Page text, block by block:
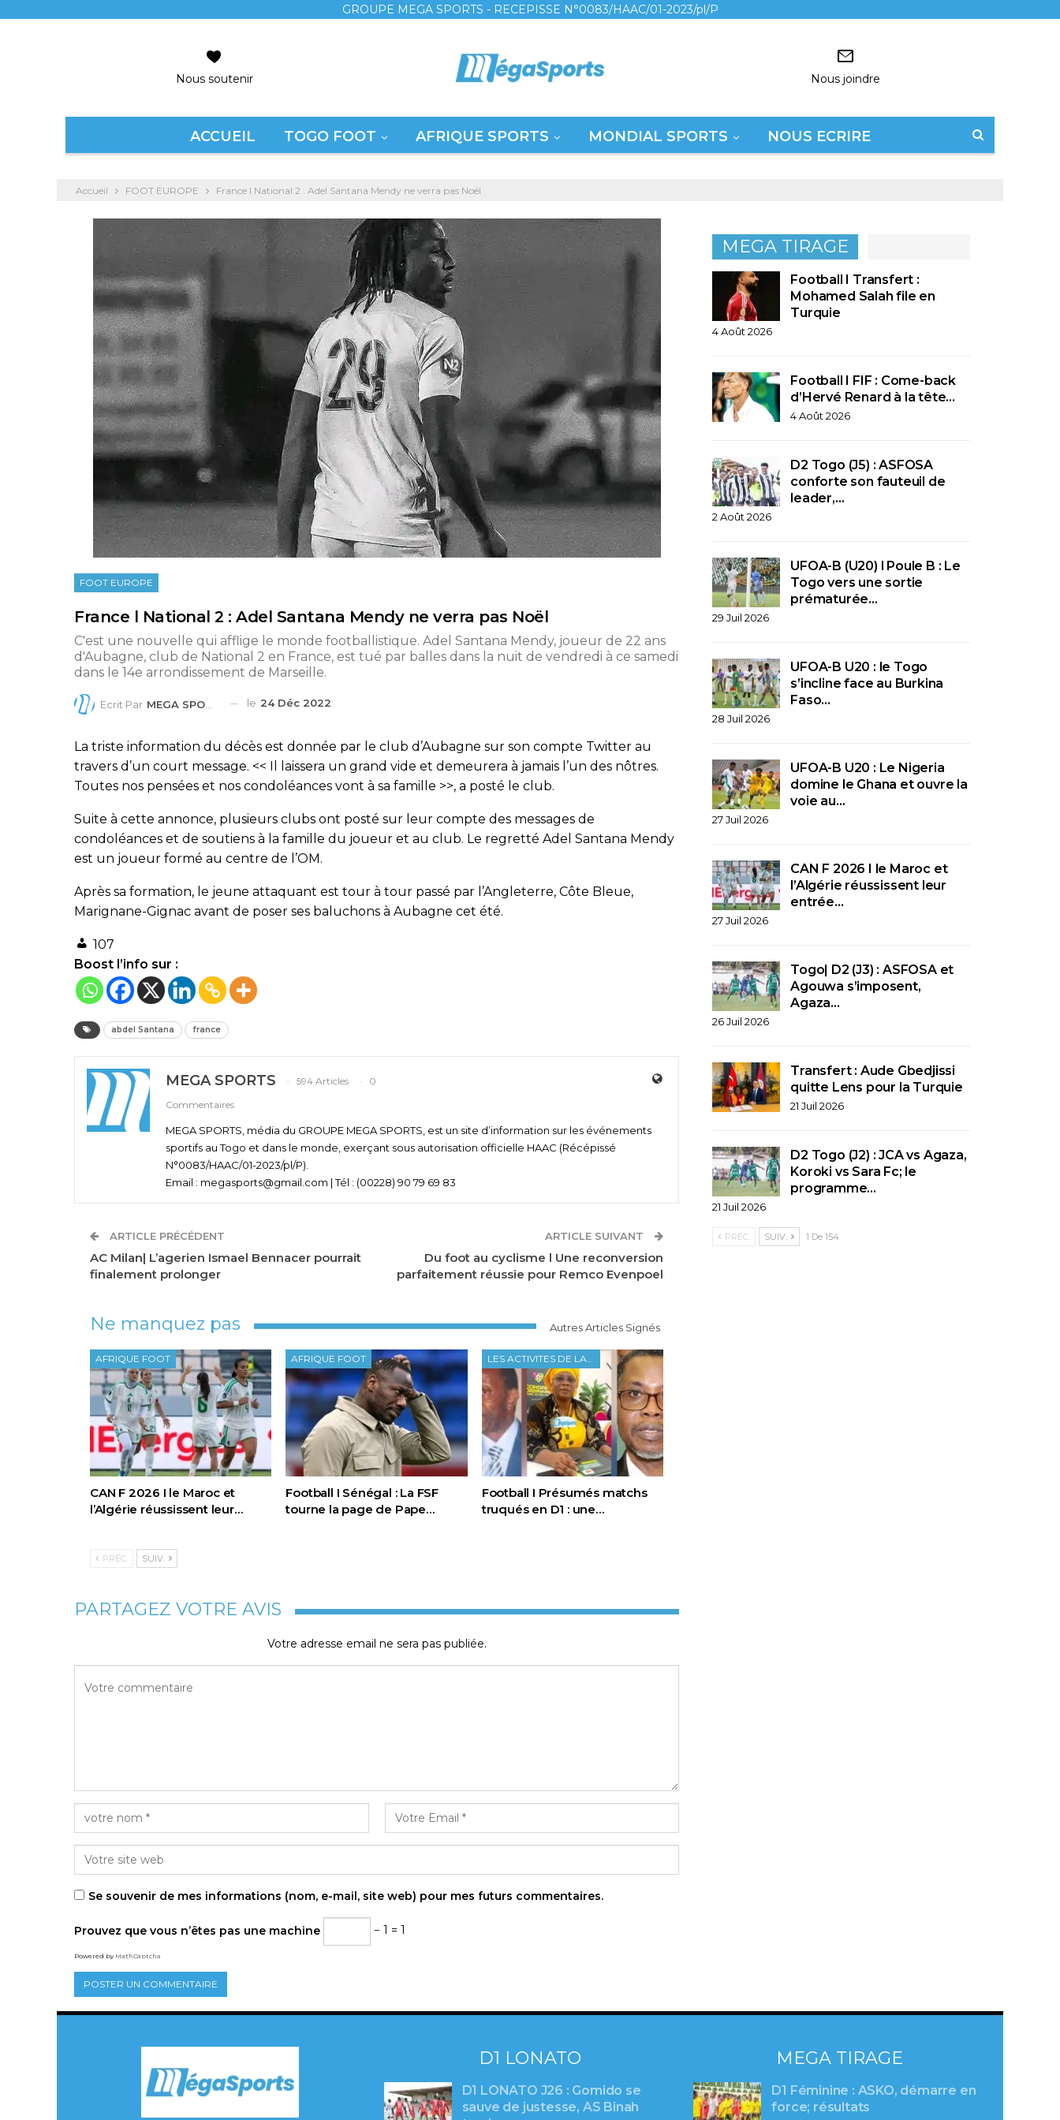
GROUPE MEGA SPORTS - RECEPISSE N°0083/HAAC/01-2023/pl/P
Nous soutenir Nous joindre
ACCUEIL TOGO FOOT AFRIQUE SPORTS MONDIAL SPORTS NOUS ECRIRE
Accueil FOOT EUROPE France l National 2 : Adel Santana Mendy ne verra pas Noël
FOOT EUROPE
France l National 2 : Adel Santana Mendy ne verra pas Noël
C'est une nouvelle qui afflige le monde footballistique. Adel Santana Mendy, joueur de 22 ans
d'Aubagne, club de National 2 en France, est tué par balles dans la nuit de vendredi à ce samedi
dans le 14e arrondissement de Marseille.
Ecrit Par MEGA SPORTS le 24 Déc 2022
La triste information du décès est donnée par le club d’Aubagne sur son compte Twitter au
travers d’un court message. << Il laissera un grand vide et demeurera à jamais l’un des nôtres.
Toutes nos pensées et nos condoléances vont à sa famille >>, a posté le club.
Suite à cette annonce, plusieurs clubs ont posté sur leur compte des messages de
condoléances et de soutiens à la famille du joueur et au club. Le regretté Adel Santana Mendy
est un joueur formé au centre de l’OM.
Après sa formation, le jeune attaquant est tour à tour passé par l’Angleterre, Côte Bleue,
Marignane-Gignac avant de poser ses baluchons à Aubagne cet été.
107
Boost l’info sur :
abdel Santana france
MEGA SPORTS 594 Articles
0
Commentaires
MEGA SPORTS, média du GROUPE MEGA SPORTS, est un site d’information sur les événements
sportifs au Togo et dans le monde, exerçant sous autorisation officielle HAAC (Récépissé
N°0083/HAAC/01-2023/pl/P).
Email : megasports@gmail.com | Tél : (00228) 90 79 69 83
ARTICLE PRÉCÉDENT
AC Milan| L’agerien Ismael Bennacer pourrait
finalement prolonger
ARTICLE SUIVANT
Du foot au cyclisme l Une reconversion
parfaitement réussie pour Remco Evenpoel
Ne manquez pas Autres Articles Signés
AFRIQUE FOOT
CAN F 2026 I le Maroc et
l’Algérie réussissent leur…
AFRIQUE FOOT
Football I Sénégal : La FSF
tourne la page de Pape…
Football I Présumés matchs
truqués en D1 : une…
PRÉC. SUIV.
PARTAGEZ VOTRE AVIS
Votre adresse email ne sera pas publiée.
Se souvenir de mes informations (nom, e-mail, site web) pour mes futurs commentaires.
Prouvez que vous n’êtes pas une machine − 1 = 1
Powered by MathCaptcha
MEGA TIRAGE
Football I Transfert :
Mohamed Salah file en
Turquie
4 Août 2026
Football I FIF : Come-back
d’Hervé Renard à la tête…
4 Août 2026
D2 Togo (J5) : ASFOSA
conforte son fauteuil de
leader,…
2 Août 2026
UFOA-B (U20) l Poule B : Le
Togo vers une sortie
prématurée…
29 Juil 2026
UFOA-B U20 : le Togo
s’incline face au Burkina
Faso…
28 Juil 2026
UFOA-B U20 : Le Nigeria
domine le Ghana et ouvre la
voie au…
27 Juil 2026
CAN F 2026 I le Maroc et
l’Algérie réussissent leur
entrée…
27 Juil 2026
Togo| D2 (J3) : ASFOSA et
Agouwa s’imposent,
Agaza…
26 Juil 2026
Transfert : Aude Gbedjissi
quitte Lens pour la Turquie
21 Juil 2026
D2 Togo (J2) : JCA vs Agaza,
Koroki vs Sara Fc; le
programme…
21 Juil 2026
PRÉC. SUIV. 1 De 154
D1 LONATO
D1 LONATO J26 : Gomido se
sauve de justesse, AS Binah
MEGA TIRAGE
D1 Féminine : ASKO, démarre en
force; résultats